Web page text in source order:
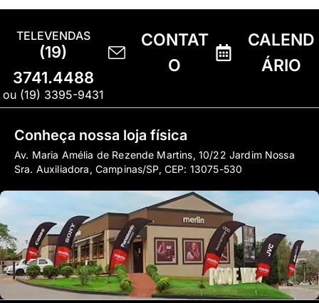
TELEVENDAS
(19)
3741.4488
ou (19) 3395-9431
CONTAT
O
CALEND
ÁRIO
Conheça nossa loja física
Av. Maria Amélia de Rezende Martins, 10/22 Jardim Nossa
Sra. Auxiliadora, Campinas/SP, CEP: 13075-530